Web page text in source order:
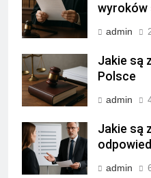
wyroków
admin
Jakie są
Polsce
admin
Jakie są
admin